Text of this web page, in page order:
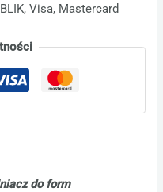
Visa, Mastercard
do form